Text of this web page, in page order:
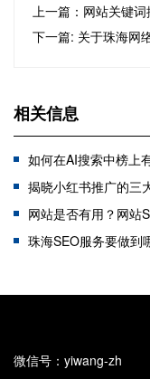
上一篇：​网站关键
下一篇: 关于珠海网
相关信息
如何在AI搜索中榜上
揭晓小红书推广的三
网站是否有用？网站
珠海SEO服务要做到
适应AI搜索时代，珠
珠海八大行业推广攻
微信号： yiwang-zh